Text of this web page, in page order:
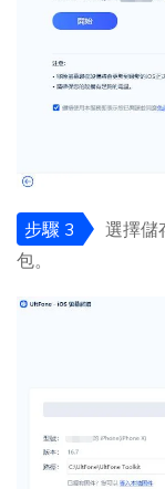
步驟 3
選擇儲
包。